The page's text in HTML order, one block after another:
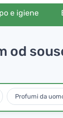
e igiene
od
Profumi da